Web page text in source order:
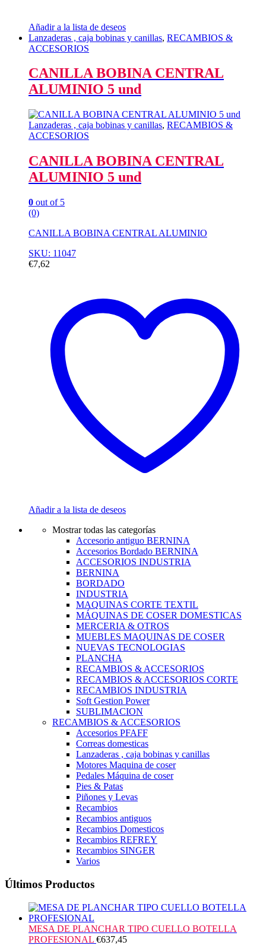
Añadir a la lista de deseos
Lanzaderas , caja bobinas y canillas, RECAMBIOS &
ACCESORIOS
CANILLA BOBINA CENTRAL
ALUMINIO 5 und
Lanzaderas , caja bobinas y canillas, RECAMBIOS &
ACCESORIOS
CANILLA BOBINA CENTRAL
ALUMINIO 5 und
0 out of 5
(0)
CANILLA BOBINA CENTRAL ALUMINIO
SKU: 11047
€7,62
Añadir a la lista de deseos
Mostrar todas las categorías
Accesorio antiguo BERNINA
Accesorios Bordado BERNINA
ACCESORIOS INDUSTRIA
BERNINA
BORDADO
INDUSTRIA
MAQUINAS CORTE TEXTIL
MÁQUINAS DE COSER DOMESTICAS
MERCERIA & OTROS
MUEBLES MAQUINAS DE COSER
NUEVAS TECNOLOGIAS
PLANCHA
RECAMBIOS & ACCESORIOS
RECAMBIOS & ACCESORIOS CORTE
RECAMBIOS INDUSTRIA
Soft Gestion Power
SUBLIMACION
RECAMBIOS & ACCESORIOS
Accesorios PFAFF
Correas domesticas
Lanzaderas , caja bobinas y canillas
Motores Maquina de coser
Pedales Máquina de coser
Pies & Patas
Piñones y Levas
Recambios
Recambios antiguos
Recambios Domesticos
Recambios REFREY
Recambios SINGER
Varios
Últimos Productos
MESA DE PLANCHAR TIPO CUELLO BOTELLA
PROFESIONAL €637,45